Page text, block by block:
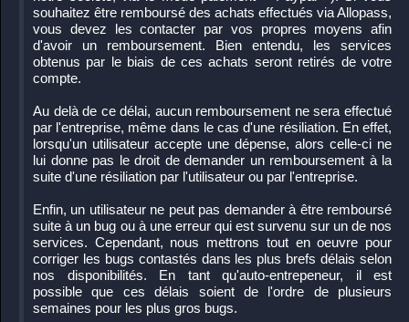
souhaitez être remboursé des achats effectués via Allopass,
vous devez les contacter par vos propres moyens afin
d'avoir un remboursement. Bien entendu, les services
obtenus par le biais de ces achats seront retirés de votre
compte.
Au delà de ce délai, aucun remboursement ne sera effectué
par l'entreprise, même dans le cas d'une résiliation. En effet,
lorsqu'un utilisateur accepte une dépense, alors celle-ci ne
lui donne pas le droit de demander un remboursement à la
suite d'une résiliation par l'utilisateur ou par l'entreprise.
Enfin, un utilisateur ne peut pas demander à être remboursé
suite à un bug ou à une erreur qui est survenu sur un de nos
services. Cependant, nous mettrons tout en oeuvre pour
corriger les bugs contastés dans les plus brefs délais selon
nos disponibilités. En tant qu'auto-entrepeneur, il est
possible que ces délais soient de l'ordre de plusieurs
semaines pour les plus gros bugs.